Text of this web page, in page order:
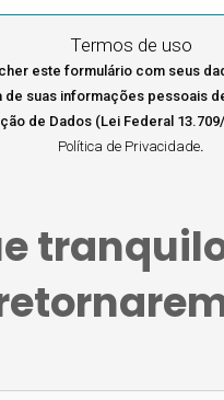
Termos de uso
este formulário com seus
de suas informações pessoais
de Dados (Lei Federal
Política de Privacidade.